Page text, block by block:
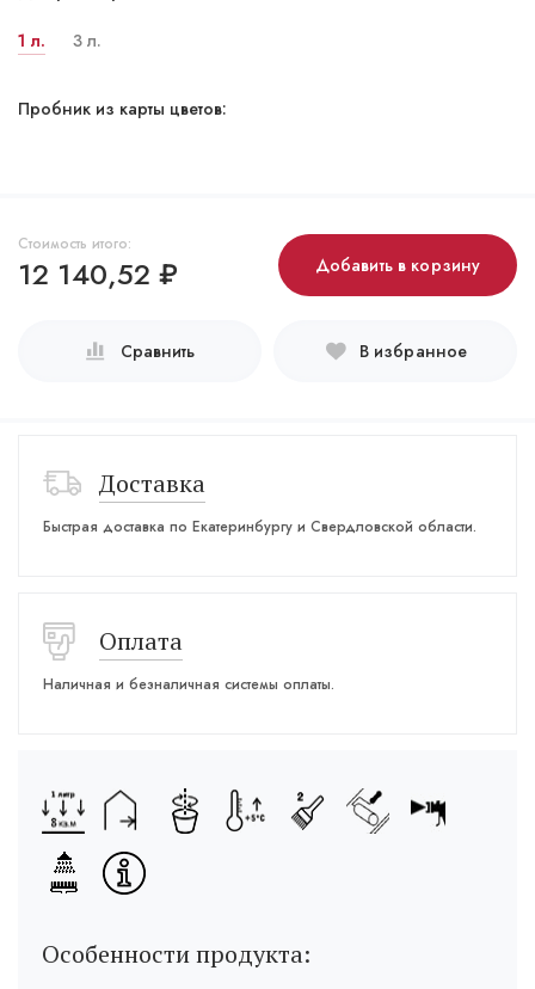
1 л. 3 л.
Пробник из карты цветов:
Стоимость итого:
12 140,52 ₽ Добавить в корзину
Сравнить В избранное
Доставка
Быстрая доставка по Екатеринбургу и Свердловской области.
Оплата
Наличная и безналичная системы оплаты.
Особенности продукта: